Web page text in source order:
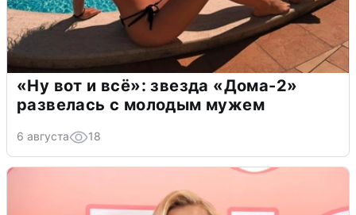
«Ну вот и всё»: звезда «Дома-2»
развелась с молодым мужем
6 августа 18